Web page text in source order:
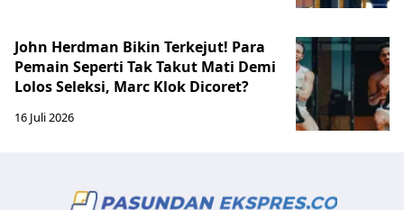
John Herdman Bikin Terkejut! Para
Pemain Seperti Tak Takut Mati Demi
Lolos Seleksi, Marc Klok Dicoret?
16 Juli 2026